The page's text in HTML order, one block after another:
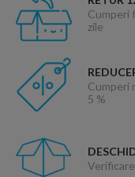
Cumperi
zile
Cumperi
5 %